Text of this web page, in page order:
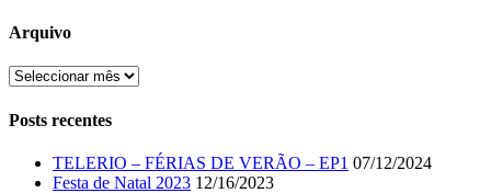
Arquivo
Arquivo
Posts recentes
TELERIO – FÉRIAS DE VERÃO – EP1 07/12/2024
Festa de Natal 2023 12/16/2023